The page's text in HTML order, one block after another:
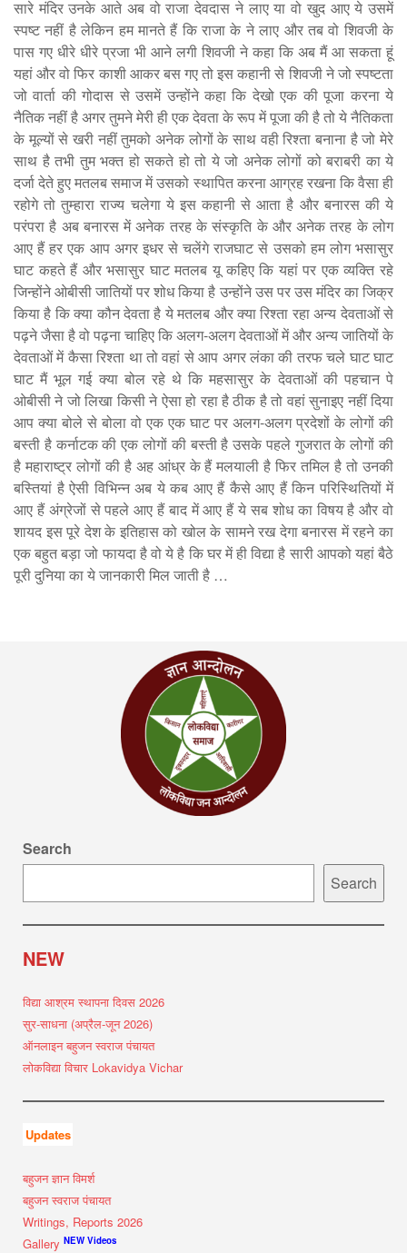
सारे मंदिर उनके आते अब वो राजा देवदास ने लाए या वो खुद आए ये उसमें
स्पष्ट नहीं है लेकिन हम मानते हैं कि राजा के ने लाए और तब वो शिवजी के
पास गए धीरे धीरे प्रजा भी आने लगी शिवजी ने कहा कि अब मैं आ सकता हूं
यहां और वो फिर काशी आकर बस गए तो इस कहानी से शिवजी ने जो स्पष्टता
जो वार्ता की गोदास से उसमें उन्होंने कहा कि देखो एक की पूजा करना ये
नैतिक नहीं है अगर तुमने मेरी ही एक देवता के रूप में पूजा की है तो ये नैतिकता
के मूल्यों से खरी नहीं तुमको अनेक लोगों के साथ वही रिश्ता बनाना है जो मेरे
साथ है तभी तुम भक्त हो सकते हो तो ये जो अनेक लोगों को बराबरी का ये
दर्जा देते हुए मतलब समाज में उसको स्थापित करना आग्रह रखना कि वैसा ही
रहोगे तो तुम्हारा राज्य चलेगा ये इस कहानी से आता है और बनारस की ये
परंपरा है अब बनारस में अनेक तरह के संस्कृति के और अनेक तरह के लोग
आए हैं हर एक आप अगर इधर से चलेंगे राजघाट से उसको हम लोग भसासुर
घाट कहते हैं और भसासुर घाट मतलब यू कहिए कि यहां पर एक व्यक्ति रहे
जिन्होंने ओबीसी जातियों पर शोध किया है उन्होंने उस पर उस मंदिर का जिक्र
किया है कि क्या कौन देवता है ये मतलब और क्या रिश्ता रहा अन्य देवताओं से
पढ़ने जैसा है वो पढ़ना चाहिए कि अलग-अलग देवताओं में और अन्य जातियों के
देवताओं में कैसा रिश्ता था तो वहां से आप अगर लंका की तरफ चले घाट घाट
घाट मैं भूल गई क्या बोल रहे थे कि महसासुर के देवताओं की पहचान पे
ओबीसी ने जो लिखा किसी ने ऐसा हो रहा है ठीक है तो वहां सुनाइए नहीं दिया
आप क्या बोले से बोला वो एक एक घाट पर अलग-अलग प्रदेशों के लोगों की
बस्ती है कर्नाटक की एक लोगों की बस्ती है उसके पहले गुजरात के लोगों की
है महाराष्ट्र लोगों की है अह आंध्र के हैं मलयाली है फिर तमिल है तो उनकी
बस्तियां है ऐसी विभिन्न अब ये कब आए हैं कैसे आए हैं किन परिस्थितियों में
आए हैं अंग्रेजों से पहले आए हैं बाद में आए हैं ये सब शोध का विषय है और वो
शायद इस पूरे देश के इतिहास को खोल के सामने रख देगा बनारस में रहने का
एक बहुत बड़ा जो फायदा है वो ये है कि घर में ही विद्या है सारी आपको यहां बैठे
पूरी दुनिया का ये जानकारी मिल जाती है …
Search
Search
NEW
विद्या आश्रम स्थापना दिवस 2026
सुर-साधना (अप्रैल-जून 2026)
ऑनलाइन बहुजन स्वराज पंचायत
लोकविद्या विचार Lokavidya Vichar
Updates
बहुजन ज्ञान विमर्श
बहुजन स्वराज पंचायत
Writings, Reports 2026
Gallery NEW Videos